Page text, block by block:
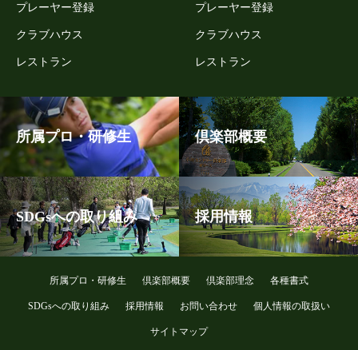
プレーヤー登録
クラブハウス
レストラン
プレーヤー登録
クラブハウス
レストラン
所属プロ・研修生 倶楽部概要
SDGsへの取り組み 採用情報
所属プロ・研修生 倶楽部概要 倶楽部理念 各種書式
SDGsへの取り組み 採用情報 お問い合わせ 個人情報の取扱い
サイトマップ